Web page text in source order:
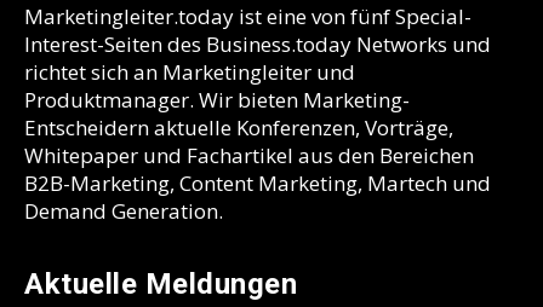
Marketingleiter.today ist eine von fünf Special-
Interest-Seiten des Business.today Networks und
richtet sich an Marketingleiter und
Produktmanager. Wir bieten Marketing-
Entscheidern aktuelle Konferenzen, Vorträge,
Whitepaper und Fachartikel aus den Bereichen
B2B-Marketing, Content Marketing, Martech und
Demand Generation.
Aktuelle Meldungen